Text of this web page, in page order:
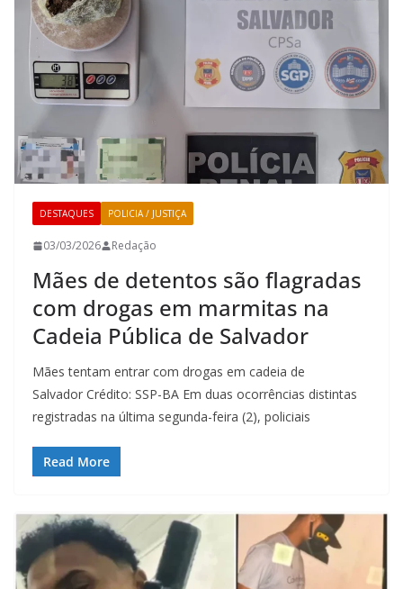
DESTAQUES POLICIA / JUSTIÇA
03/03/2026 Redação
Mães de detentos são flagradas
com drogas em marmitas na
Cadeia Pública de Salvador
Mães tentam entrar com drogas em cadeia de
Salvador Crédito: SSP-BA Em duas ocorrências distintas
registradas na última segunda-feira (2), policiais
Read More